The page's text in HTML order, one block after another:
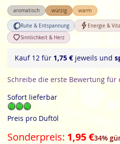
aromatisch würzig warm
Ruhe & Entspannung Energie &
Sinnlichkeit & Herz
Kauf 12 für 1,75 € jeweils und
Schreibe die erste Bewertung für
Sofort lieferbar
Preis pro Duftöl
Sonderpreis 1,95 €34%